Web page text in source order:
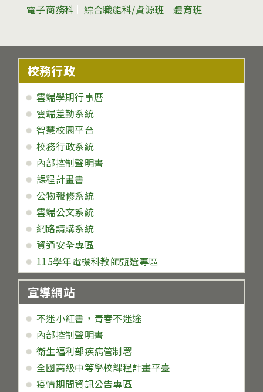
電子商務科
綜合職能科/資源班 體育班
校務行政
雲端學期行事曆
雲端差勤系統
智慧校園平台
校務行政系統
內部控制聲明書
課程計畫書
公物報修系統
雲端公文系統
網路請購系統
資通安全專區
115學年電機科教師甄選專區
宣導網站
不迷小紅書，青春不迷途
內部控制聲明書
衛生福利部疾病管制署
全國高級中等學校課程計畫平臺
疫情期間資訊公告專區